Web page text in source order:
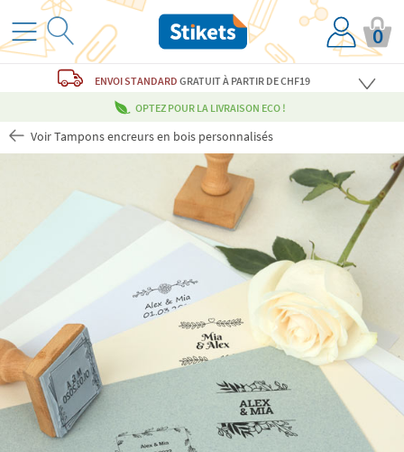
0
ENVOI STANDARD GRATUITÀ PARTIR DE CHF19
OPTEZ POUR LA LIVRAISON ECO !
Voir Tampons encreurs en bois personnalisés